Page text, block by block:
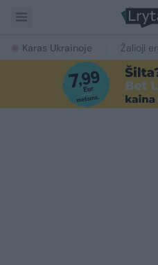
Karas Ukrainoje Žalioji